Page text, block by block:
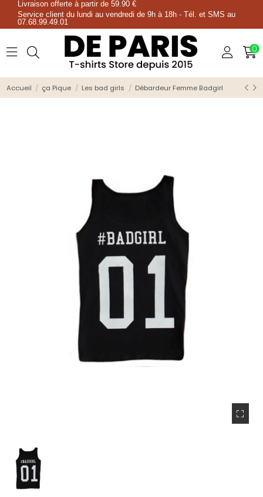
Livraison offerte à partir de 59.90 €
Service client du lundi au vendredi de 9h à 18h - Tél. et SMS au
07.68.99.49.01
0
Accueil ça Pique Les bad girls Débardeur Femme Badgirl